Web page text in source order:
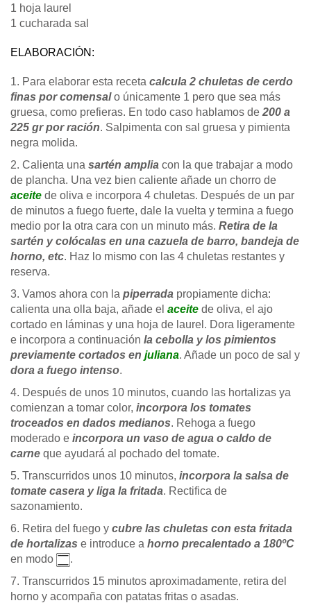
1 hoja laurel
1 cucharada sal
ELABORACIÓN:
1. Para elaborar esta receta calcula 2 chuletas de cerdo
finas por comensalo únicamente 1 pero que sea más
gruesa, como prefieras. En todo caso hablamos de 200 a
225 gr por ración. Salpimenta con sal gruesa y pimienta
negra molida.
2. Calienta una sartén amplia con la que trabajar a modo
de plancha. Una vez bien caliente añade un chorro de
aceite de oliva e incorpora 4 chuletas. Después de un par
de minutos a fuego fuerte, dale la vuelta y termina a fuego
medio por la otra cara con un minuto más. Retira de la
sartén y colócalas en una cazuela de barro, bandeja de
horno, etc. Haz lo mismo con las 4 chuletas restantes y
reserva.
3. Vamos ahora con la piperrada propiamente dicha:
calienta una olla baja, añade el aceite de oliva, el ajo
cortado en láminas y una hoja de laurel. Dora ligeramente
e incorpora a continuación la cebolla y los pimientos
previamente cortados en juliana. Añade un poco de sal y
dora a fuego intenso.
4. Después de unos 10 minutos, cuando las hortalizas ya
comienzan a tomar color, incorpora los tomates
troceados en dados medianos. Rehoga a fuego
moderado e incorpora un vaso de agua o caldo de
carne que ayudará al pochado del tomate.
5. Transcurridos unos 10 minutos, incorpora la salsa de
tomate casera y liga la fritada. Rectifica de
sazonamiento.
6. Retira del fuego y cubre las chuletas con esta fritada
de hortalizas e introduce a horno precalentado a 180ºC
en modo
.
7. Transcurridos 15 minutos aproximadamente, retira del
horno y acompaña con patatas fritas o asadas.